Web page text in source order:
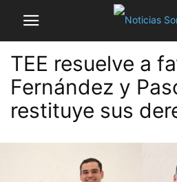
TEE resuelve a
Fernández y
restituye sus